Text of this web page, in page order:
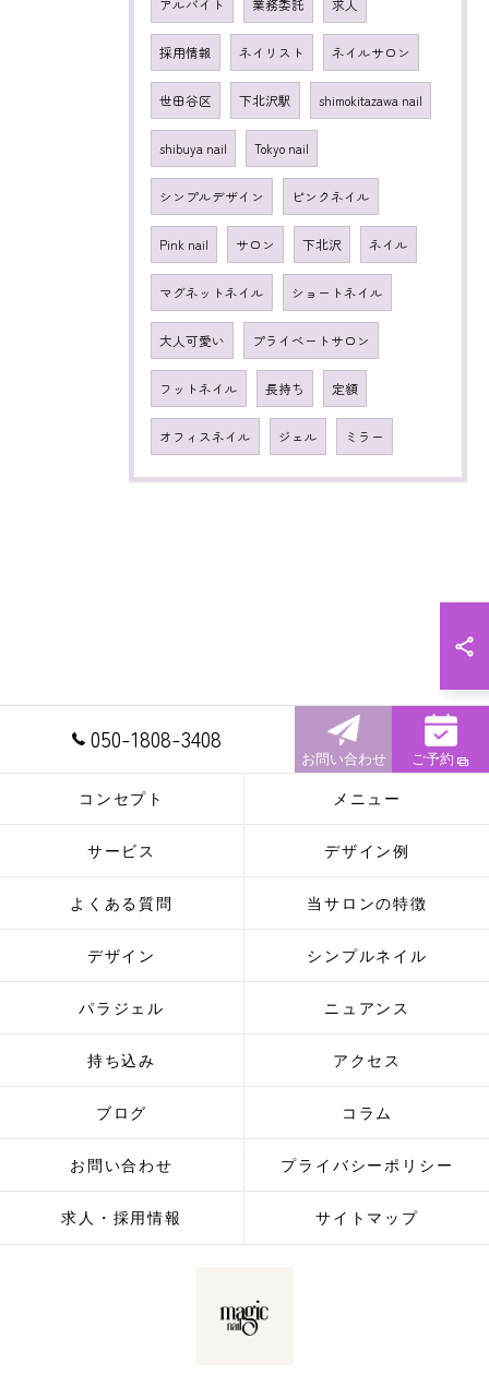
アルバイト 業務委託 求人
採用情報 ネイリスト ネイルサロン
世田谷区 下北沢駅 shimokitazawa nail
shibuya nail Tokyo nail
シンプルデザイン ピンクネイル
Pink nail サロン 下北沢 ネイル
マグネットネイル ショートネイル
大人可愛い プライベートサロン
フットネイル 長持ち 定額
オフィスネイル ジェル ミラー
050-1808-3408
お問い合わせ ご予約
コンセプト メニュー
サービス デザイン例
よくある質問 当サロンの特徴
デザイン シンプルネイル
パラジェル ニュアンス
持ち込み アクセス
ブログ コラム
お問い合わせ プライバシーポリシー
求人・採用情報 サイトマップ